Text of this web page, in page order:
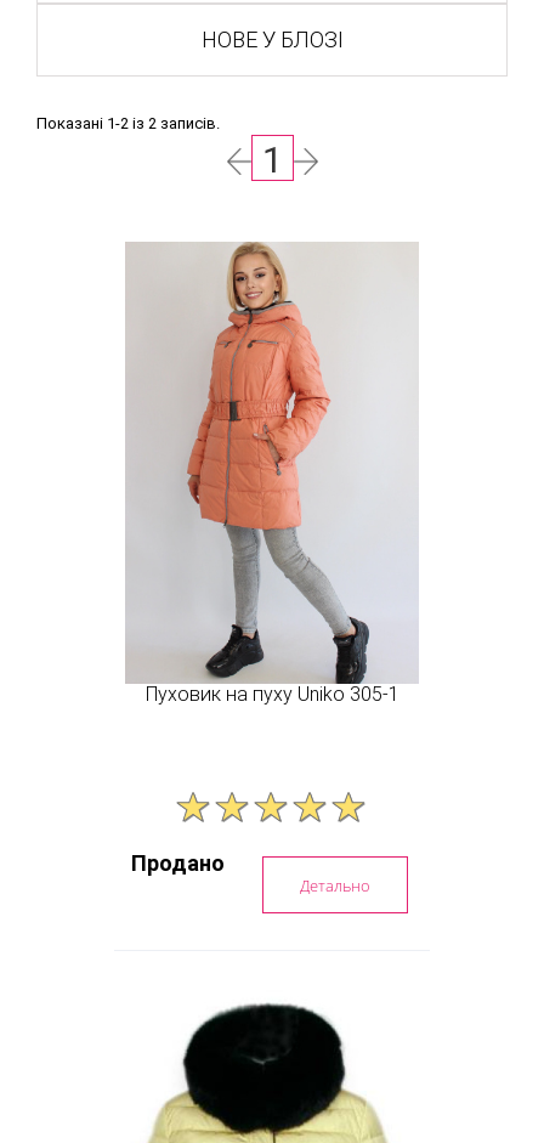
НОВЕ У БЛОЗІ
Показані 1-2 із 2 записів.
1
Пуховик на пуху Uniko 305-1
Продано
Детально